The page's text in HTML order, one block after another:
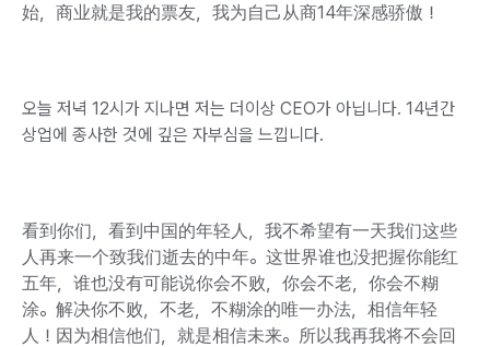
始，商业就是我的票友，我为自己从商14年深感骄傲！
오늘 저녁 12시가 지나면 저는 더이상 CEO가 아닙니다. 14년간
상업에 종사한 것에 깊은 자부심을 느낍니다.
看到你们，看到中国的年轻人，我不希望有一天我们这些
人再来一个致我们逝去的中年。这世界谁也没把握你能红
五年，谁也没有可能说你会不败，你会不老，你会不糊
涂。解决你不败，不老，不糊涂的唯一办法，相信年轻
人！因为相信他们，就是相信未来。所以我再我将不会回